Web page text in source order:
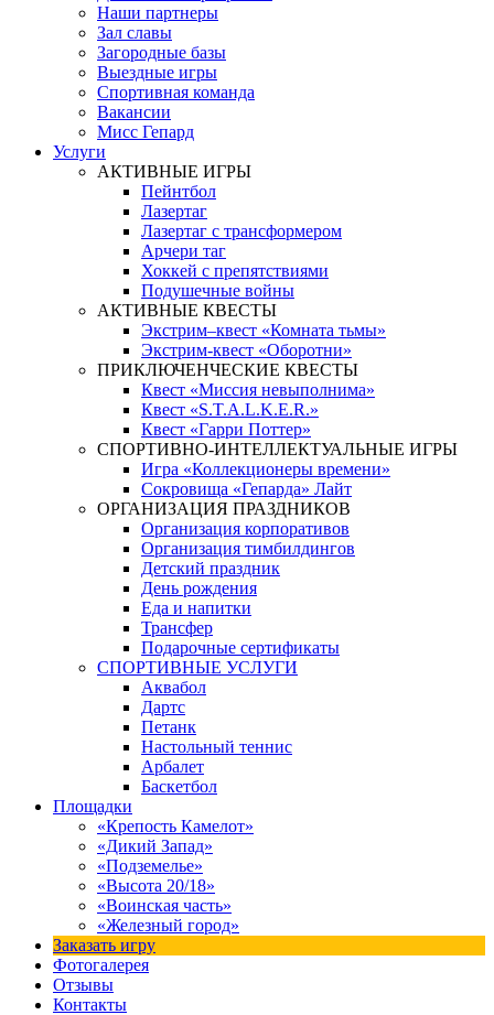
Наши партнеры
Зал славы
Загородные базы
Выездные игры
Спортивная команда
Вакансии
Мисс Гепард
Услуги
АКТИВНЫЕ ИГРЫ
Пейнтбол
Лазертаг
Лазертаг с трансформером
Арчери таг
Хоккей с препятствиями
Подушечные войны
АКТИВНЫЕ КВЕСТЫ
Экстрим–квест «Комната тьмы»
Экстрим-квест «Оборотни»
ПРИКЛЮЧЕНЧЕСКИЕ КВЕСТЫ
Квест «Миссия невыполнима»
Квест «S.T.A.L.K.E.R.»
Квест «Гарри Поттер»
СПОРТИВНО-ИНТЕЛЛЕКТУАЛЬНЫЕ ИГРЫ
Игра «Коллекционеры времени»
Сокровища «Гепарда» Лайт
ОРГАНИЗАЦИЯ ПРАЗДНИКОВ
Организация корпоративов
Организация тимбилдингов
Детский праздник
День рождения
Еда и напитки
Трансфер
Подарочные сертификаты
СПОРТИВНЫЕ УСЛУГИ
Аквабол
Дартс
Петанк
Настольный теннис
Арбалет
Баскетбол
Площадки
«Крепость Камелот»
«Дикий Запад»
«Подземелье»
«Высота 20/18»
«Воинская часть»
«Железный город»
Заказать игру
Фотогалерея
Отзывы
Контакты